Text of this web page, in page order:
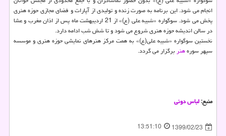
انجام می شود. این برنامه به صورت زنده و تولیدی از آپارات و فضای مجازی حوزه هنری
پخش می شود. سوگواره «شبیه علی (ع)» از 21 اردیبهشت ماه پس از اذان مغرب و عشا
در سالن اندیشه حوزه هنری شروع می شود و تا شش شب ادامه دارد.
نخستین سوگواره «شبیه علی(ع)» به همت مرکز هنرهای نمایشی حوزه هنری و موسسه
سپهر سورههنربرگزار می گردد.
منبع:لباس دونی
1399/02/23
13:51:10